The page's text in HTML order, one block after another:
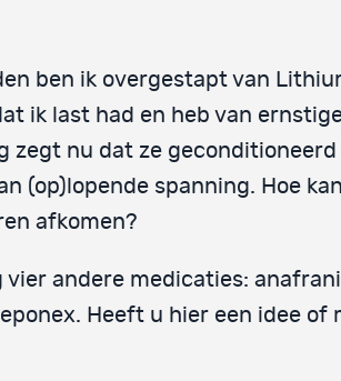
ben ik overgestapt van
ik last had en heb van
zegt nu dat ze geconditioneerd
(op)lopende spanning. Hoe
afkomen?
vier andere medicaties:
Heeft u hier een idee of